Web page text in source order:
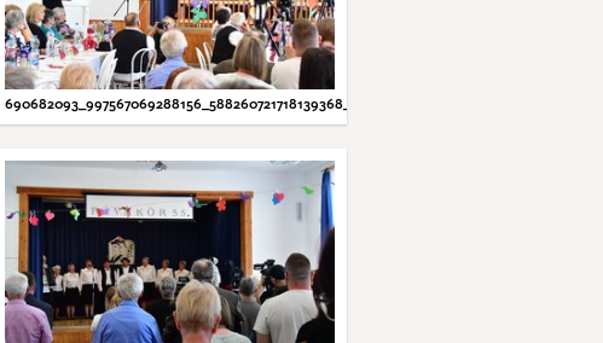
690682093_997567069288156_588260721718139368_N.JPG